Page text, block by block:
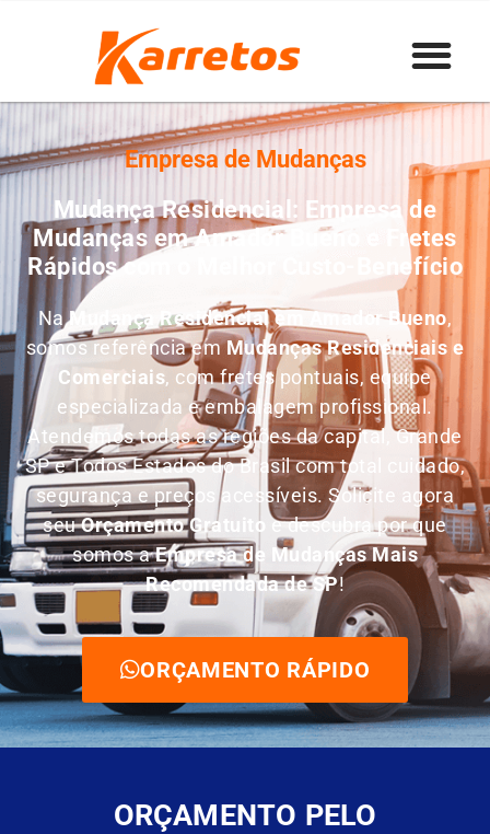
Empresa de Mudanças
Mudança Residencial: Empresa de
Mudanças em Amador Bueno e Fretes
Rápidos com o Melhor Custo-Benefício
NaMudança Residencial em Amador Bueno,
somos referência emMudanças Residenciais e
Comerciais, com fretes pontuais, equipe
especializada e embalagem profissional.
Atendemos todas as regiões da capital, Grande
SP e Todos Estados do Brasil com total cuidado,
segurança e preços acessíveis. Solicite agora
seuOrçamento Gratuito e descubra por que
somos aEmpresa de Mudanças Mais
Recomendada de SP!
ORÇAMENTO RÁPIDO
ORÇAMENTO PELO